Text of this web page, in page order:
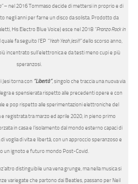
– nel 2016 Tommaso decide di mettersi in proprio e di
negli anni per farne un disco da solista. Prodotto da
His Electro Blue Voice) esce nel 2018 “Pranzo Rock in
quale fa seguito l’EP “Yeah Yeah Jesi!!”dello scorso anno,
incentrato sull’elettronica e da testi meno cupi e più
speranzosi.
Jesi torna con “Libertà”, singolo che traccia una nuova via
e spensierata rispetto alle precedenti opere e con
e pop rispetto alle sperimentazioni elettroniche del
registrata tra marzo ed aprile 2020, in pieno primo
in casa e l’isolamento dal mondo esterno capaci di
voglia di vita e libertà, con un approccio speranzoso e
un ignoto e futuro mondo Post-Covid.
distinguibile una vena grunge, ma nella musica si
variegate che partono dai Beatles, passano per Neil